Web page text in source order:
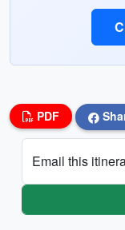
PDF
Email this